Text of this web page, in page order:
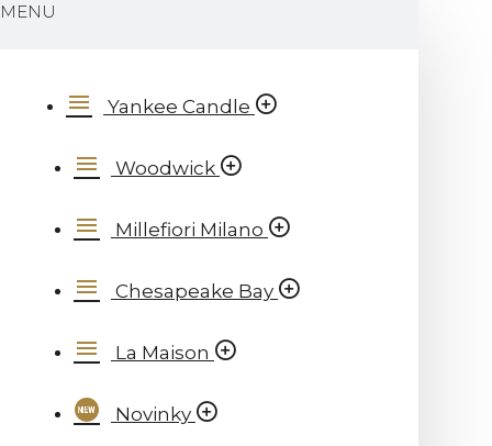
MENU
Yankee Candle
Woodwick
Millefiori Milano
Chesapeake Bay
La Maison
Novinky